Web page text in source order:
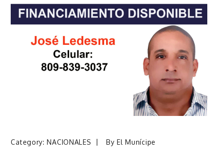
Category:NACIONALES ByEl Munícipe